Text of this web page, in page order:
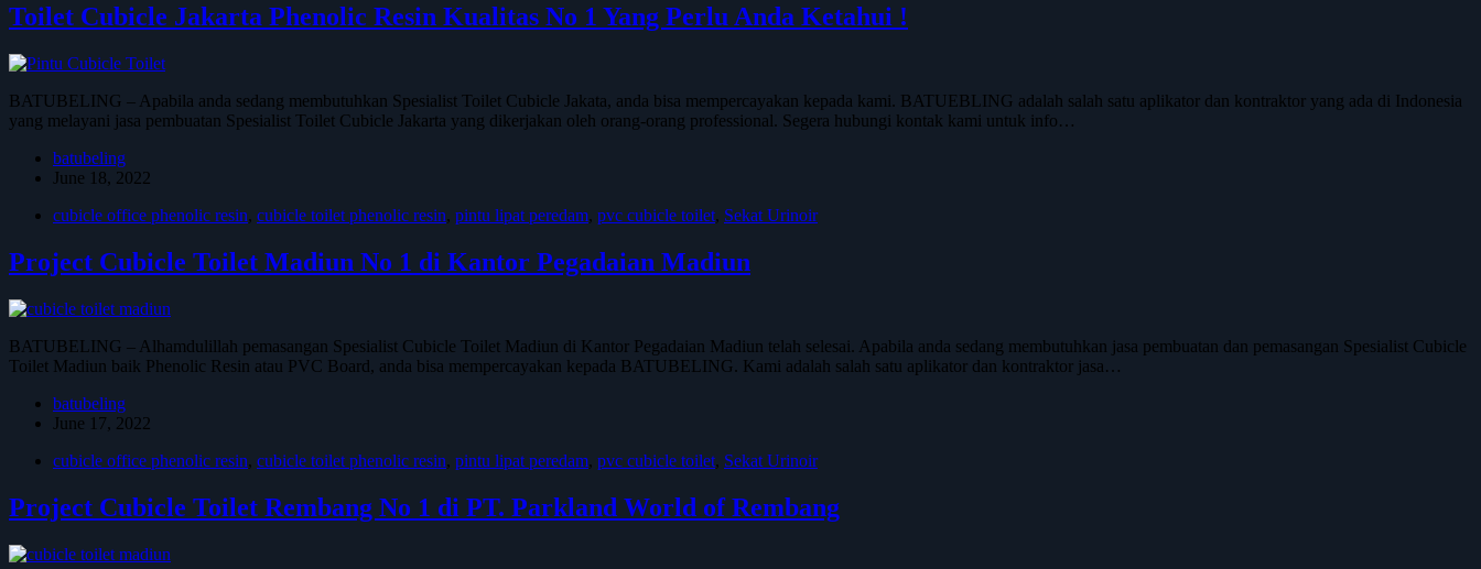
Toilet Cubicle Jakarta Phenolic Resin Kualitas No 1 Yang Perlu Anda Ketahui !
BATUBELING – Apabila anda sedang membutuhkan Spesialist Toilet Cubicle Jakata, anda bisa mempercayakan kepada kami. BATUEBLING adalah salah satu aplikator dan kontraktor yang ada di Indonesia
yang melayani jasa pembuatan Spesialist Toilet Cubicle Jakarta yang dikerjakan oleh orang-orang professional. Segera hubungi kontak kami untuk info…
batubeling
June 18, 2022
cubicle office phenolic resin, cubicle toilet phenolic resin, pintu lipat peredam, pvc cubicle toilet, Sekat Urinoir
Project Cubicle Toilet Madiun No 1 di Kantor Pegadaian Madiun
BATUBELING – Alhamdulillah pemasangan Spesialist Cubicle Toilet Madiun di Kantor Pegadaian Madiun telah selesai. Apabila anda sedang membutuhkan jasa pembuatan dan pemasangan Spesialist Cubicle
Toilet Madiun baik Phenolic Resin atau PVC Board, anda bisa mempercayakan kepada BATUBELING. Kami adalah salah satu aplikator dan kontraktor jasa…
batubeling
June 17, 2022
cubicle office phenolic resin, cubicle toilet phenolic resin, pintu lipat peredam, pvc cubicle toilet, Sekat Urinoir
Project Cubicle Toilet Rembang No 1 di PT. Parkland World of Rembang